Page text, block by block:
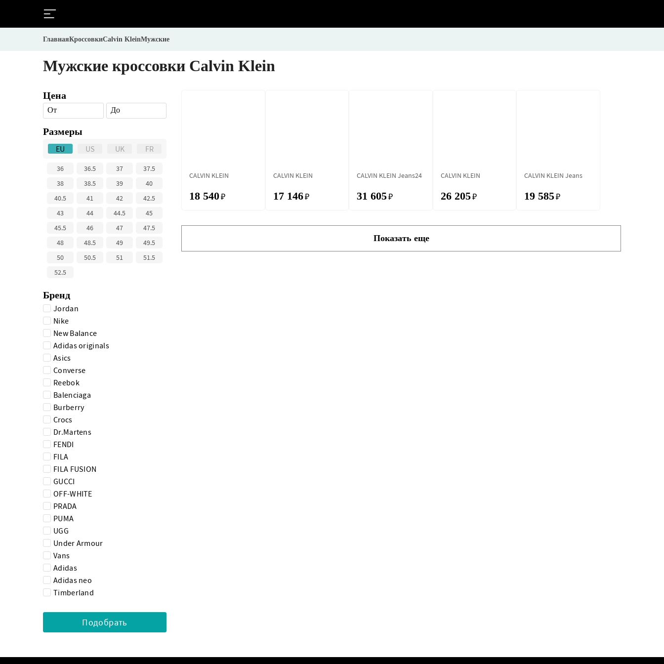
ГлавнаяКроссовкиCalvin KleinМужские
Мужские кроссовки Calvin Klein
Цена
От До
Размеры
EU US UK FR
36 36.5 37
37.5
38
38.5 39
40
40.5
41 42
42.5
43
44 44.5
45
45.5
46 47
47.5
48
48.5 49
49.5
50
50.5 51
51.5
52.5
Бренд
Jordan
Nike
New Balance
Adidas originals
Asics
Converse
Reebok
Balenciaga
Burberry
Crocs
Dr.Martens
FENDI
FILA
FILA FUSION
GUCCI
OFF-WHITE
PRADA
PUMA
UGG
Under Armour
Vans
Adidas
Adidas neo
Timberland
CALVIN KLEIN
18 540₽
CALVIN KLEIN
17 146₽
CALVIN KLEIN Jeans24
31 605₽
CALVIN KLEIN
26 205₽
CALVIN KLEIN Jeans
19 585₽
Показать еще